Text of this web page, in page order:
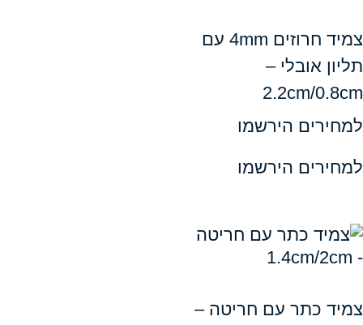
צמיד חרוזים 4mm עם
–
2.2cm/
הירשמו
הירשמו
עם חריטה –